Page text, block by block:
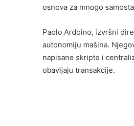
osnova za mnogo
Paolo Ardoino, izvršni
autonomiju mašina.
napisane skripte i
obavljaju transakcije.